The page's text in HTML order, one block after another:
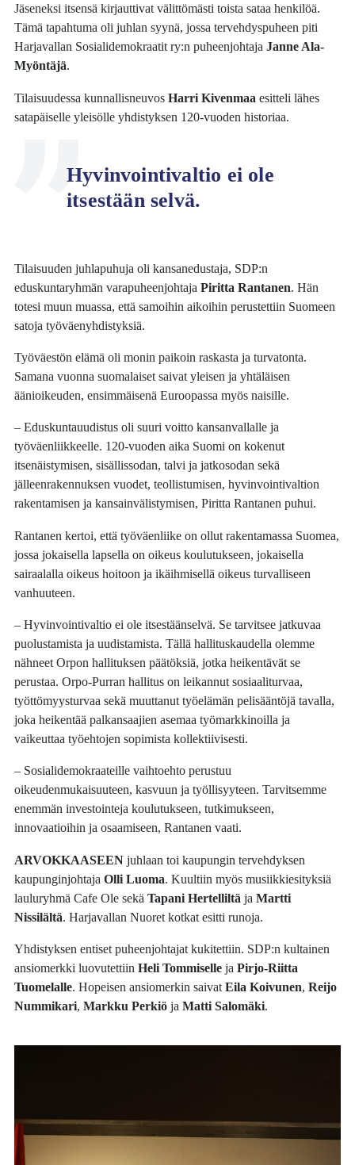
Jäseneksi itsensä kirjauttivat välittömästi toista sataa henkilöä.
Tämä tapahtuma oli juhlan syynä, jossa tervehdyspuheen piti
Harjavallan Sosialidemokraatit ry:n puheenjohtajaJanne Ala-
Myöntäjä.
Tilaisuudessa kunnallisneuvosHarri Kivenmaa esitteli lähes
satapäiselle yleisölle yhdistyksen 120-vuoden historiaa.
Hyvinvointivaltio ei ole
itsestään selvä.
Tilaisuuden juhlapuhuja oli kansanedustaja, SDP:n
eduskuntaryhmän varapuheenjohtaja Piritta Rantanen. Hän
totesi muun muassa, että samoihin aikoihin perustettiin Suomeen
satoja työväenyhdistyksiä.
Työväestön elämä oli monin paikoin raskasta ja turvatonta.
Samana vuonna suomalaiset saivat yleisen ja yhtäläisen
äänioikeuden, ensimmäisenä Euroopassa myös naisille.
– Eduskuntauudistus oli suuri voitto kansanvallalle ja
työväenliikkeelle. 120-vuoden aika Suomi on kokenut
itsenäistymisen, sisällissodan, talvi ja jatkosodan sekä
jälleenrakennuksen vuodet, teollistumisen, hyvinvointivaltion
rakentamisen ja kansainvälistymisen, Piritta Rantanen puhui.
Rantanen kertoi, että työväenliike on ollut rakentamassa Suomea,
jossa jokaisella lapsella on oikeus koulutukseen, jokaisella
sairaalalla oikeus hoitoon ja ikäihmisellä oikeus turvalliseen
vanhuuteen.
– Hyvinvointivaltio ei ole itsestäänselvä. Se tarvitsee jatkuvaa
puolustamista ja uudistamista. Tällä hallituskaudella olemme
nähneet Orpon hallituksen päätöksiä, jotka heikentävät se
perustaa. Orpo-Purran hallitus on leikannut sosiaaliturvaa,
työttömyysturvaa sekä muuttanut työelämän pelisääntöjä tavalla,
joka heikentää palkansaajien asemaa työmarkkinoilla ja
vaikeuttaa työehtojen sopimista kollektiivisesti.
– Sosialidemokraateille vaihtoehto perustuu
oikeudenmukaisuuteen, kasvuun ja työllisyyteen. Tarvitsemme
enemmän investointeja koulutukseen, tutkimukseen,
innovaatioihin ja osaamiseen, Rantanen vaati.
ARVOKKAASEEN juhlaan toi kaupungin tervehdyksen
kaupunginjohtajaOlli Luoma. Kuultiin myös musiikkiesityksiä
lauluryhmä Cafe Ole sekä Tapani Hertelliltä jaMartti
Nissilältä. Harjavallan Nuoret kotkat esitti runoja.
Yhdistyksen entiset puheenjohtajat kukitettiin. SDP:n kultainen
ansiomerkki luovutettiinHeli Tommiselle jaPirjo-Riitta
Tuomelalle. Hopeisen ansiomerkin saivatEila Koivunen,Reijo
Nummikari,Markku Perkiö jaMatti Salomäki.